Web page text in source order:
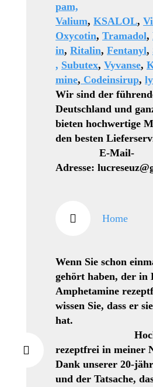
pam,
Valium, KSALOL,
Oxycotin, Tramadol,
in, Ritalin, Fentanyl,
, Subutex, Vyvanse,
mine, Codeinsirup,
Wir sind der
Deutschland und
bieten hochwertige
den besten
E-Mail-
Adresse:
Home
Wenn Sie schon
gehört haben, der in
Amphetamine
wissen Sie, dass er
hat.
rezeptfrei in meiner
Dank unserer 20-
und der Tatsache,